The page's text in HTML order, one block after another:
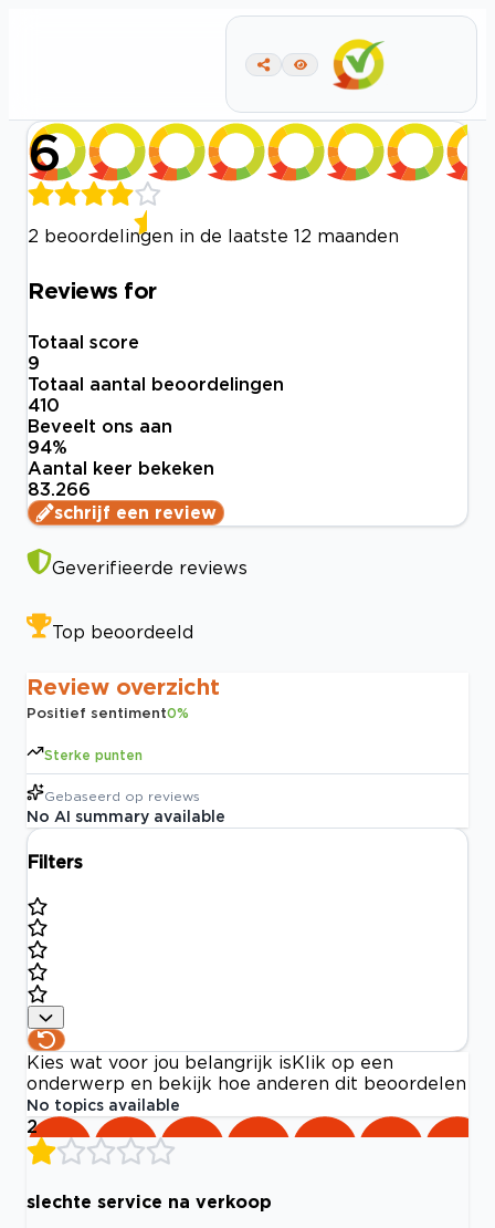
6
2 beoordelingen in de laatste 12 maanden
Reviews for
Totaal score
9
Totaal aantal beoordelingen
410
Beveelt ons aan
94%
Aantal keer bekeken
83.266
schrijf een review
Geverifieerde reviews
Top beoordeeld
Review overzicht
Positief sentiment0%
Sterke punten
Gebaseerd op reviews
No AI summary available
Filters
Kies wat voor jou belangrijk is Klik op een
onderwerp en bekijk hoe anderen dit beoordelen
No topics available
2
slechte service na verkoop